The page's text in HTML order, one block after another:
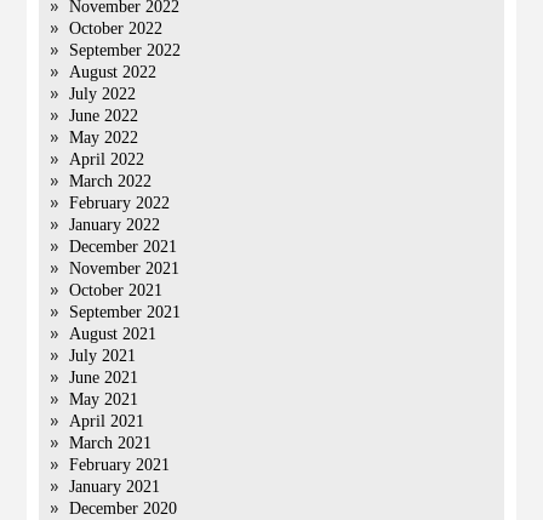
November 2022
October 2022
September 2022
August 2022
July 2022
June 2022
May 2022
April 2022
March 2022
February 2022
January 2022
December 2021
November 2021
October 2021
September 2021
August 2021
July 2021
June 2021
May 2021
April 2021
March 2021
February 2021
January 2021
December 2020